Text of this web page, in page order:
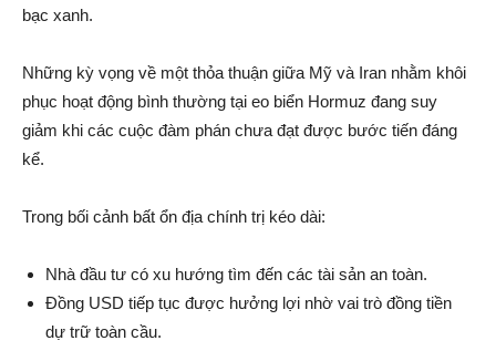
bạc xanh.
Những kỳ vọng về một thỏa thuận giữa Mỹ và Iran nhằm khôi
phục hoạt động bình thường tại eo biển Hormuz đang suy
giảm khi các cuộc đàm phán chưa đạt được bước tiến đáng
kể.
Trong bối cảnh bất ổn địa chính trị kéo dài:
Nhà đầu tư có xu hướng tìm đến các tài sản an toàn.
Đồng USD tiếp tục được hưởng lợi nhờ vai trò đồng tiền
dự trữ toàn cầu.